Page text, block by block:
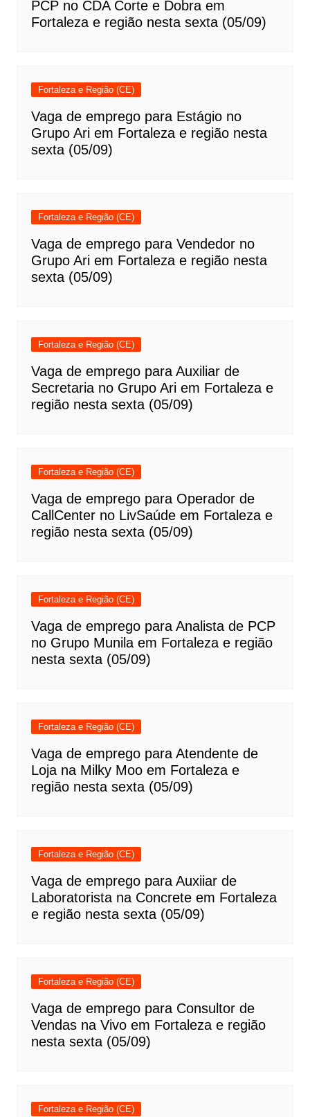
PCP no CDA Corte e Dobra em
Fortaleza e região nesta sexta (05/09)
Fortaleza e Região (CE)
Vaga de emprego para Estágio no
Grupo Ari em Fortaleza e região nesta
sexta (05/09)
Fortaleza e Região (CE)
Vaga de emprego para Vendedor no
Grupo Ari em Fortaleza e região nesta
sexta (05/09)
Fortaleza e Região (CE)
Vaga de emprego para Auxiliar de
Secretaria no Grupo Ari em Fortaleza e
região nesta sexta (05/09)
Fortaleza e Região (CE)
Vaga de emprego para Operador de
CallCenter no LivSaúde em Fortaleza e
região nesta sexta (05/09)
Fortaleza e Região (CE)
Vaga de emprego para Analista de PCP
no Grupo Munila em Fortaleza e região
nesta sexta (05/09)
Fortaleza e Região (CE)
Vaga de emprego para Atendente de
Loja na Milky Moo em Fortaleza e
região nesta sexta (05/09)
Fortaleza e Região (CE)
Vaga de emprego para Auxiiar de
Laboratorista na Concrete em Fortaleza
e região nesta sexta (05/09)
Fortaleza e Região (CE)
Vaga de emprego para Consultor de
Vendas na Vivo em Fortaleza e região
nesta sexta (05/09)
Fortaleza e Região (CE)